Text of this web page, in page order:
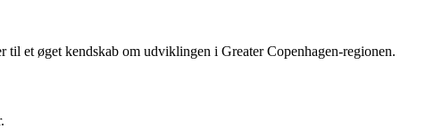
et øget kendskab om udviklingen i Greater Copenhagen-regionen.